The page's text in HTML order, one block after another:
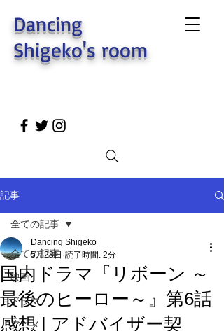
Dancing
Shigeko's room
記事
全ての記事
映画
ドラマ
アニメ
全ての記事
国内ドラマ『リボーン ～
最後のヒーロー～』第6話
感想 | アドバイザー契
Dancing Shigeko
5月28日 読了時間: 2分